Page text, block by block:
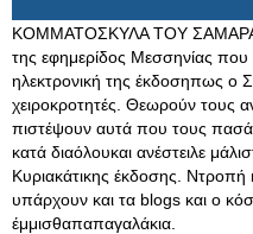
ΚΟΜΜΑΤΟΣΚΥΛΑ ΤΟΥ
της εφημερίδος Μεσσηνίας που
ηλεκτρονική της έκδοσηπως ο
χειροκροτητές. Θεωρούν τους
πιστέψουν αυτά που τους
κατά διαόλουκαι ανέστειλε
Κυριακάτικης έκδοσης.
υπάρχουν και τα blogs και ο
έμμισθαπαπαγαλάκια.